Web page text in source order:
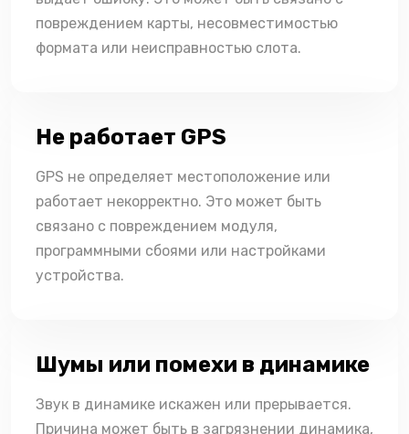
повреждением карты, несовместимостью
формата или неисправностью слота.
Не работает GPS
GPS не определяет местоположение или
работает некорректно. Это может быть
связано с повреждением модуля,
программными сбоями или настройками
устройства.
Шумы или помехи в динамике
Звук в динамике искажен или прерывается.
Причина может быть в загрязнении динамика,